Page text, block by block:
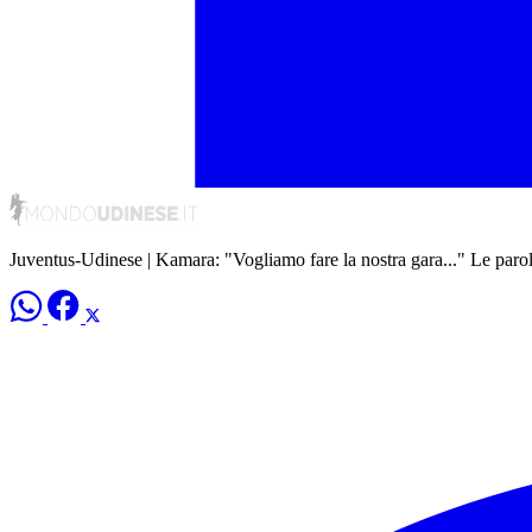
Juventus-Udinese | Kamara: "Vogliamo fare la nostra gara..." Le